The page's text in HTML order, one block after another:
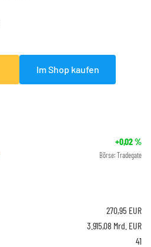
Im Shop kaufen
+0,02%
Börse: Tradegate
270,95 EUR
3.915,08 Mrd. EUR
41